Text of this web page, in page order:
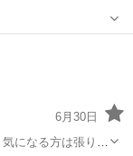
6月30日
になる方は張り替